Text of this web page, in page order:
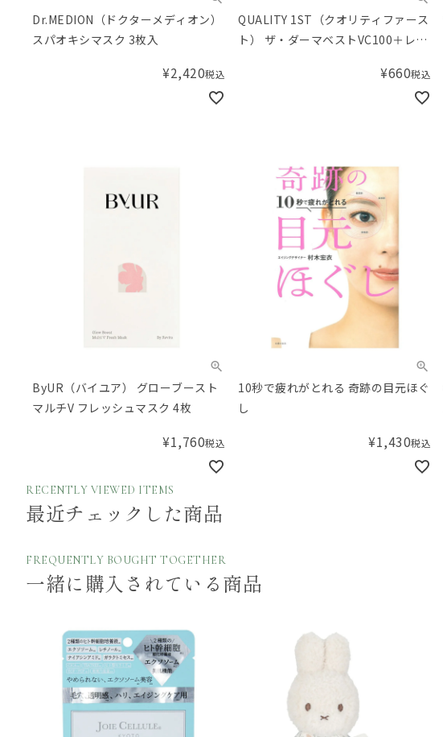
Dr.MEDION（ドクターメディオン）
スパオキシマスク 3枚入
¥2,420税込
QUALITY 1ST（クオリティファース
ト） ザ・ダーマベストVC100＋レチ
¥660税込
ByUR（バイユア） グローブースト
マルチV フレッシュマスク 4枚
¥1,760税込
10秒で疲れがとれる 奇跡の目元ほぐ
し
¥1,430税込
RECENTLY VIEWED ITEMS
最近チェックした商品
FREQUENTLY BOUGHT TOGETHER
一緒に購入されている商品